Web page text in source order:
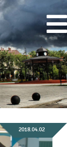
2018.04.02